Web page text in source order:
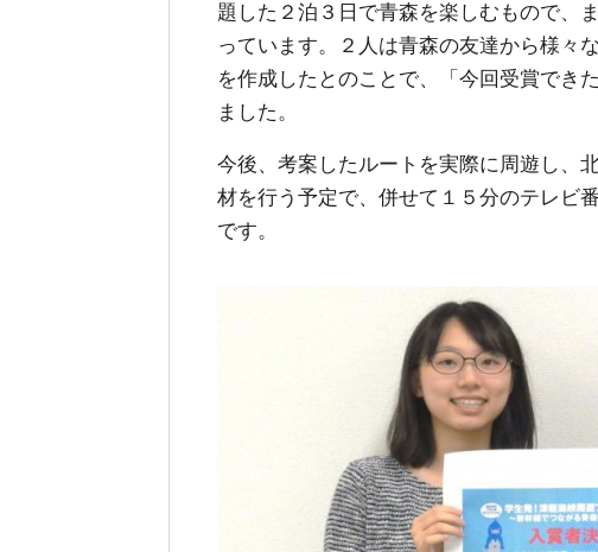
題した２泊３日で青森を楽しむもので、
っています。２人は青森の友達から様々
を作成したとのことで、「今回受賞でき
ました。
今後、考案したルートを実際に周遊し、
材を行う予定で、併せて１５分のテレビ
です。